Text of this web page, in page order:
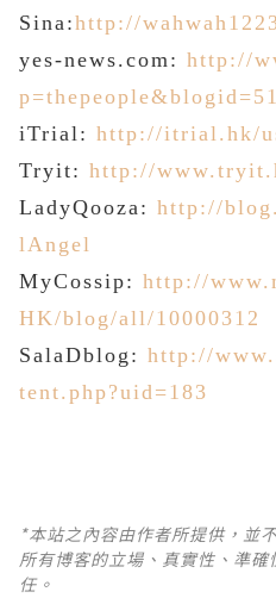
Sina:http://
yes-news.com: http://
iTrial: http://itrial.hk/
Tryit: http://
LadyQooza: http://
lAngel
MyCossip: http://
HK/blog/all/10000312
SalaDblog: http://
tent.php?uid=183
*本站之內容由作者所提供，並
所有博客的立場、真實性、準
任。